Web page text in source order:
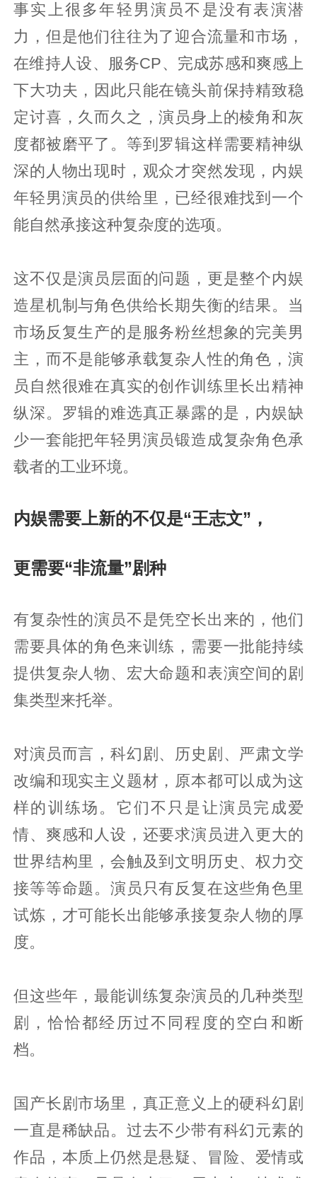
事实上很多年轻男演员不是没有表演潜
力，但是他们往往为了迎合流量和市场，
在维持人设、服务CP、完成苏感和爽感上
下大功夫，因此只能在镜头前保持精致稳
定讨喜，久而久之，演员身上的棱角和灰
度都被磨平了。等到罗辑这样需要精神纵
深的人物出现时，观众才突然发现，内娱
年轻男演员的供给里，已经很难找到一个
能自然承接这种复杂度的选项。
这不仅是演员层面的问题，更是整个内娱
造星机制与角色供给长期失衡的结果。当
市场反复生产的是服务粉丝想象的完美男
主，而不是能够承载复杂人性的角色，演
员自然很难在真实的创作训练里长出精神
纵深。罗辑的难选真正暴露的是，内娱缺
少一套能把年轻男演员锻造成复杂角色承
载者的工业环境。
内娱需要上新的不仅是“王志文”，
更需要“非流量”剧种
有复杂性的演员不是凭空长出来的，他们
需要具体的角色来训练，需要一批能持续
提供复杂人物、宏大命题和表演空间的剧
集类型来托举。
对演员而言，科幻剧、历史剧、严肃文学
改编和现实主义题材，原本都可以成为这
样的训练场。它们不只是让演员完成爱
情、爽感和人设，还要求演员进入更大的
世界结构里，会触及到文明历史、权力交
接等等命题。演员只有反复在这些角色里
试炼，才可能长出能够承接复杂人物的厚
度。
但这些年，最能训练复杂演员的几种类型
剧，恰恰都经历过不同程度的空白和断
档。
国产长剧市场里，真正意义上的硬科幻剧
一直是稀缺品。过去不少带有科幻元素的
作品，本质上仍然是悬疑、冒险、爱情或